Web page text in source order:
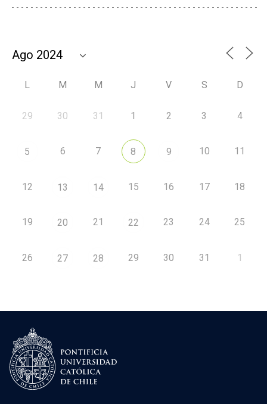
L M M J V S D
29 30 31 1 2 3 4
5 6 7 8 9 10 11
12 13 14 15 16 17 18
19 20 21 22 23 24 25
26 27 28 29 30 31 1